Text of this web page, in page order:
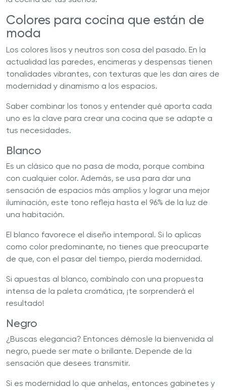
Colores para cocina que están de
moda
Los colores lisos y neutros son cosa del pasado. En la
actualidad las paredes, encimeras y despensas tienen
tonalidades vibrantes, con texturas que les dan aires de
modernidad y dinamismo a los espacios.
Saber combinar los tonos y entender qué aporta cada
uno es la clave para crear una cocina que se adapte a
tus necesidades.
Blanco
Es un clásico que no pasa de moda, porque combina
con cualquier color. Además, se usa para dar una
sensación de espacios más amplios y lograr una mejor
iluminación, este tono refleja hasta el 96% de la luz de
una habitación.
El blanco favorece el diseño intemporal. Si lo aplicas
como color predominante, no tienes que preocuparte
de que, con el pasar del tiempo, pierda modernidad.
Si apuestas al blanco, combínalo con una propuesta
intensa de la paleta cromática, ¡te sorprenderá el
resultado!
Negro
¿Buscas elegancia? Entonces démosle la bienvenida al
negro, puede ser mate o brillante. Depende de la
sensación que desees transmitir.
Si es modernidad lo que anhelas, entonces gabinetes y